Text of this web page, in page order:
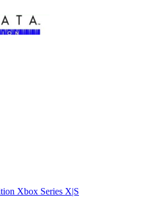
Xbox Series X|S